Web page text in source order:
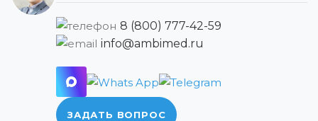
8 (800) 777-42-59
info@ambimed.ru
ЗАДАТЬ ВОПРОС